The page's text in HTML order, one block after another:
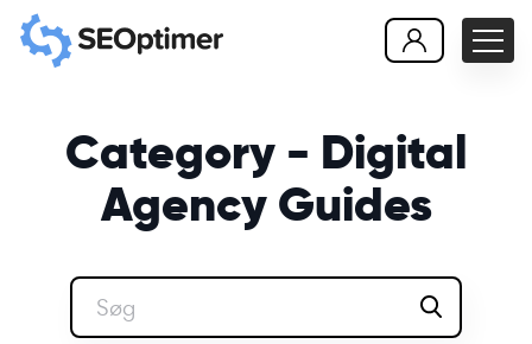
Category - Digital
Agency Guides